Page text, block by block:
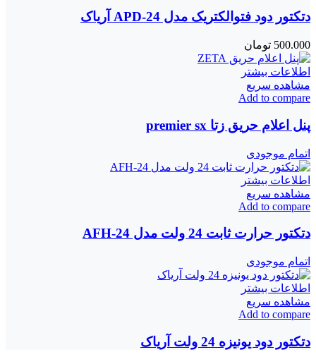
دتکتور دود فتوالکتریک مدل APD-24 آریاک
500.000 تومان
اطلاعات بیشتر
مشاهده سریع
Add to compare
پنل اعلام حریق زتا premier sx
اتمام موجودی
اطلاعات بیشتر
مشاهده سریع
Add to compare
دتکتور حرارت ثابت 24 ولت مدل AFH-24
اتمام موجودی
اطلاعات بیشتر
مشاهده سریع
Add to compare
دتکتور دود یونیزه 24 ولت آریاک